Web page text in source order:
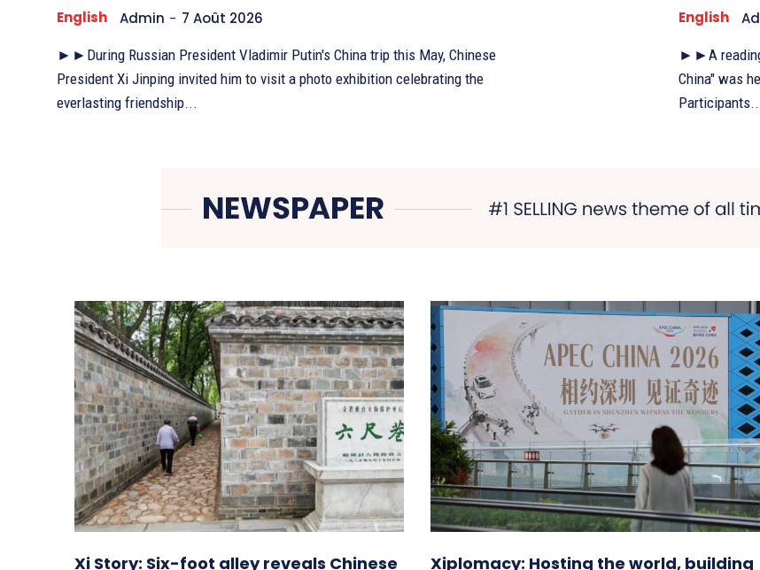
English Admin - 7 Août 2026
►►During Russian President Vladimir Putin's China trip this May, Chinese
President Xi Jinping invited him to visit a photo exhibition celebrating the
everlasting friendship...
English
►►A reading
China" was held
Xi Story: Six-foot alley reveals Chinese
Xiplomacy: Hosting the world, building